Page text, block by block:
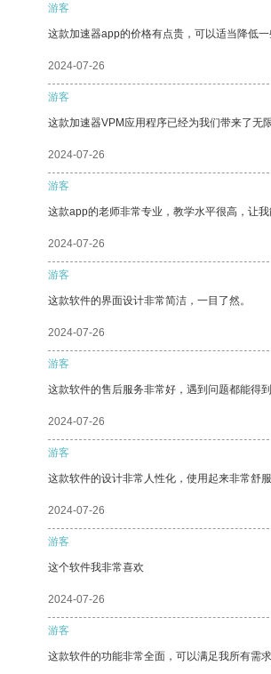
游客
这款加速器app的价格有点贵，可以适当降低
2024-07-26
游客
这款加速器VPM应用程序已经为我们带来了无
2024-07-26
游客
这款app的老师非常专业，教学水平很高，让我
2024-07-26
游客
这款软件的界面设计非常简洁，一目了然。
2024-07-26
游客
这款软件的售后服务非常好，遇到问题都能得到
2024-07-26
游客
这款软件的设计非常人性化，使用起来非常舒服
2024-07-26
游客
这个软件我非常喜欢
2024-07-26
游客
这款软件的功能非常全面，可以满足我所有需求